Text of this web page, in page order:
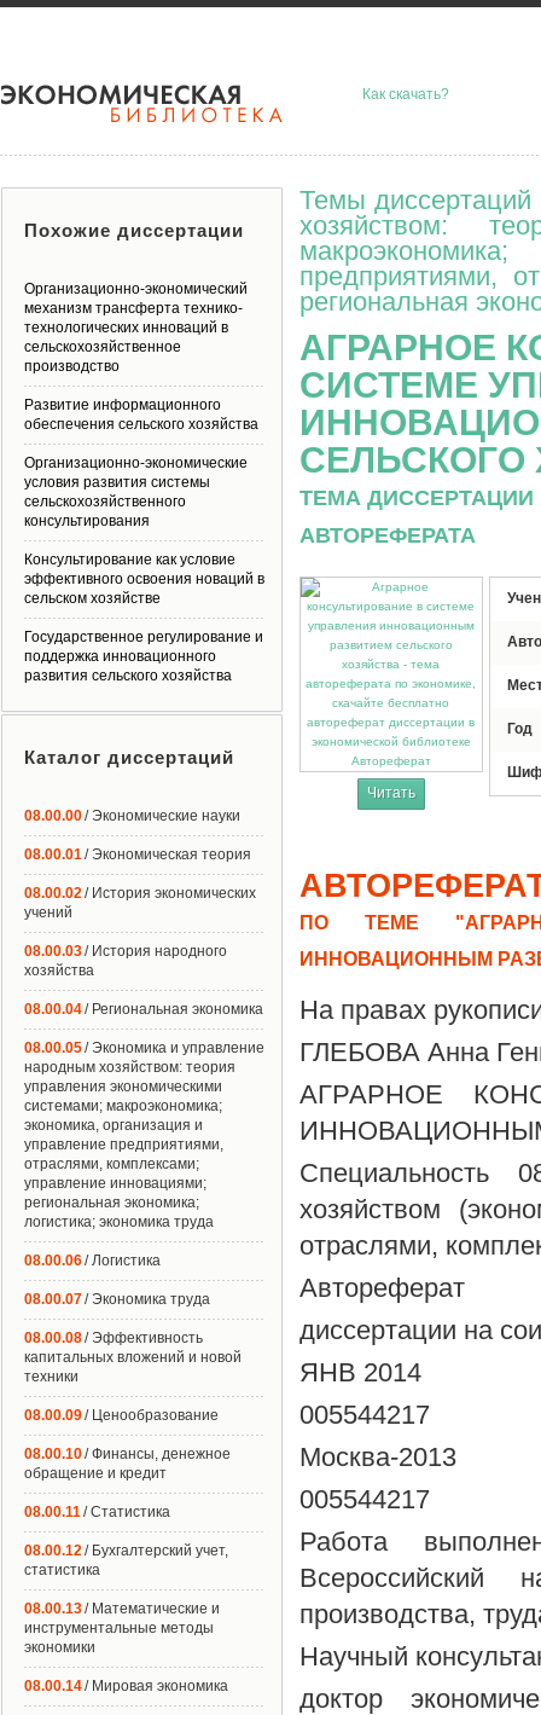
Как скачать?
Темы диссертаций
хозяйством:
предприятиями,
региональная
АГРАРНОЕ
СИСТЕМЕ
СЕЛЬСКОГО
ТЕМА
АВТОРЕФЕРАТА
Автореферат
Читать
Год
ПО ТЕМЕ
ИННОВАЦИОННЫМ
На правах
ГЛЕБОВА Анна
АГРАРНОЕ
Специальность
хозяйством
отраслями,
Автореферат
диссертации на
ЯНВ 2014
005544217
Москва-2013
005544217
Работа
Всероссийский
производства,
Научный
доктор
Похожие диссертации
Организационно-экономический
механизм трансферта технико-
технологических инноваций в
сельскохозяйственное
производство
Развитие информационного
обеспечения сельского хозяйства
Организационно-экономические
условия развития системы
сельскохозяйственного
консультирования
Консультирование как условие
эффективного освоения новаций в
сельском хозяйстве
Государственное регулирование и
поддержка инновационного
развития сельского хозяйства
Каталог диссертаций
08.00.00/ Экономические науки
08.00.01/ Экономическая теория
08.00.02/ История экономических
учений
08.00.03/ История народного
хозяйства
08.00.04/ Региональная экономика
08.00.05/ Экономика и управление
народным хозяйством: теория
управления экономическими
системами; макроэкономика;
экономика, организация и
управление предприятиями,
отраслями, комплексами;
управление инновациями;
региональная экономика;
логистика; экономика труда
08.00.06/ Логистика
08.00.07/ Экономика труда
08.00.08/ Эффективность
капитальных вложений и новой
техники
08.00.09/ Ценообразование
08.00.10/ Финансы, денежное
обращение и кредит
08.00.11/ Статистика
08.00.12/ Бухгалтерский учет,
статистика
08.00.13/ Математические и
инструментальные методы
экономики
08.00.14/ Мировая экономика